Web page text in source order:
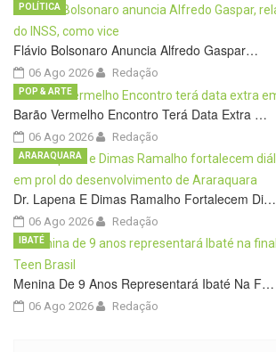
Flávio Bolsonaro Anuncia Alfredo Gaspar…
06 Ago 2026
POLÍTICA
Redação
Barão Vermelho Encontro Terá Data Extra …
06 Ago 2026
POP & ARTE
Redação
Dr. Lapena E Dimas Ramalho Fortalecem Di…
06 Ago 2026
ARARAQUARA
Redação
Menina De 9 Anos Representará Ibaté Na F…
06 Ago 2026
IBATÉ
Redação